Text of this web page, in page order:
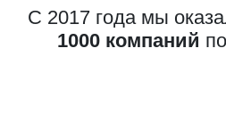
С 2017 года мы
1000 компаний